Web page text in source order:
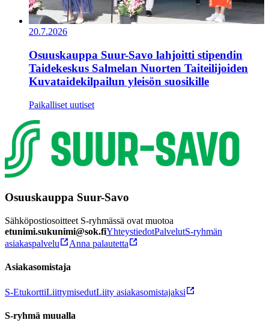
20.7.2026
Osuuskauppa Suur-Savo lahjoitti stipendin
Taidekeskus Salmelan Nuorten Taiteilijoiden
Kuvataidekilpailun yleisön suosikille
Paikalliset uutiset
Osuuskauppa Suur-Savo
Sähköpostiosoitteet S-ryhmässä ovat muotoa
etunimi.sukunimi@sok.fiYhteystiedotPalvelutS-ryhmän
asiakaspalvelu
Anna palautetta
Asiakasomistaja
S-EtukorttiLiittymisedutLiity asiakasomistajaksi
S-ryhmä muualla